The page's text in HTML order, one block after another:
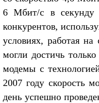
6 Мбит/c в
конкурентов,
условиях, работая
могли достичь
модемы с
2007 году скорость
день успешно